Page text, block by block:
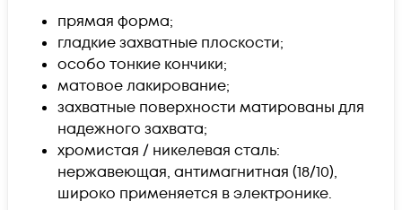
прямая форма;
гладкие захватные плоскости;
особо тонкие кончики;
матовое лакирование;
захватные поверхности матированы для
надежного захвата;
хромистая / никелевая сталь:
нержавеющая, антимагнитная (18/10),
широко применяется в электронике.